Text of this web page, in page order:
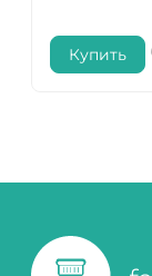
Купить